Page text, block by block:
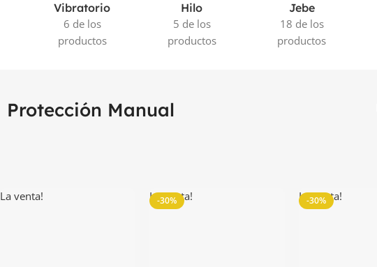
Vibratorio
6 de los
productos
Hilo
5 de los
productos
Jebe
18 de los
productos
Protección Manual
La venta! -30%
La venta! -30%
La venta!